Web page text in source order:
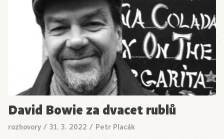
David Bowie za dvacet rublů
rozhovory / 31. 3. 2022 / Petr Placák